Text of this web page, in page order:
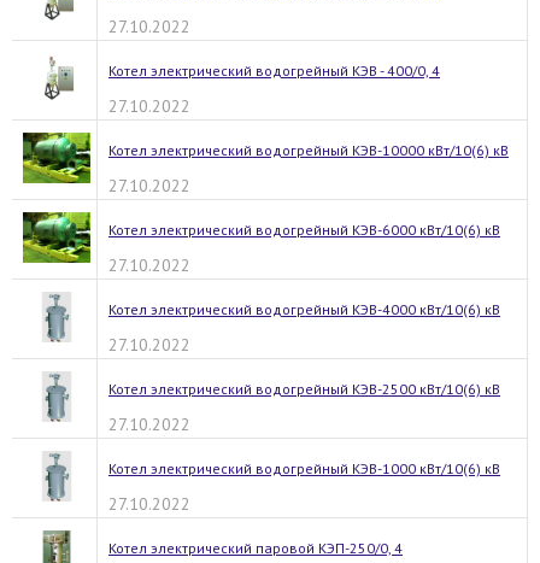
27.10.2022
Котел электрический водогрейный КЭВ - 400/0, 4
27.10.2022
Котел электрический водогрейный КЭВ-10000 кВт/10(6) кВ
27.10.2022
Котел электрический водогрейный КЭВ-6000 кВт/10(6) кВ
27.10.2022
Котел электрический водогрейный КЭВ-4000 кВт/10(6) кВ
27.10.2022
Котел электрический водогрейный КЭВ-2500 кВт/10(6) кВ
27.10.2022
Котел электрический водогрейный КЭВ-1000 кВт/10(6) кВ
27.10.2022
Котел электрический паровой КЭП-250/0, 4